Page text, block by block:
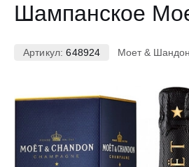
Шампанское
Артикул:648924 Моет &